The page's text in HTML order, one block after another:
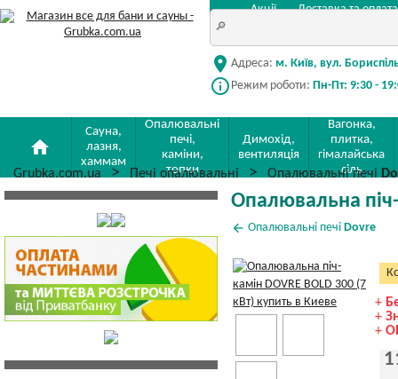
Акції Доставка та оплата
location_on Адреса: м. Київ, вул.
info_outline Режим роботи: Пн-Пт: 9:30 -
home
Сауна,
лазня,
хаммам
Опалювальні
печі,
каміни,
топки
Димохід,
вентиляція
Вагонка,
плитка,
гімалайська
сіль
Grubka.com.ua Печі опалювальні Опалювальні печі
Опалювальна піч-
arrow_back Опалювальні печі Dovre
+
+
+